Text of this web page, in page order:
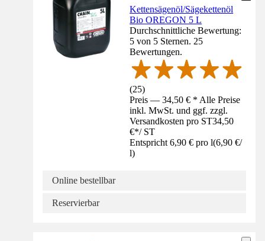
Kettensägenöl/Sägekettenöl
Bio OREGON 5 L
Durchschnittliche Bewertung:
5 von 5 Sternen. 25
Bewertungen.
(25)
Preis — 34,50 € * Alle Preise
inkl. MwSt. und ggf. zzgl.
Versandkosten pro ST34,50
€*/ ST
Entspricht 6,90 € pro l(6,90 €/
l)
Online bestellbar
Reservierbar